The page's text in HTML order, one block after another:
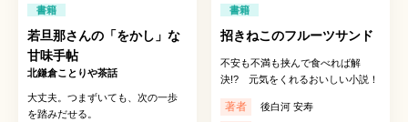
書籍
若旦那さんの「をかし」な
甘味手帖
北鎌倉ことりや茶話
大丈夫。つまずいても、次の一歩
を踏みだせる。
書籍
招きねこのフルーツサンド
不安も不満も挟んで食べれば解
決!? 元気をくれるおいしい小説！
著者 後白河 安寿